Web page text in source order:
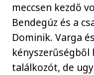
meccsen kezdő
Bendegúz és a
Dominik. Varga
találkozót, de